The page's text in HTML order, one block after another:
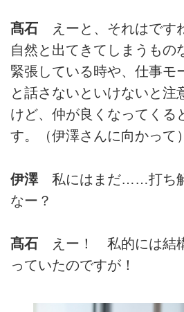
髙石 えーと、それはです
自然と出てきてしまうもの
緊張している時や、仕事モ
と話さないといけないと注
けど、仲が良くなってくる
す。（伊澤さんに向かって
伊澤私にはまだ……打ち解
なー？
髙石 えー！ 私的には結
っていたのですが！